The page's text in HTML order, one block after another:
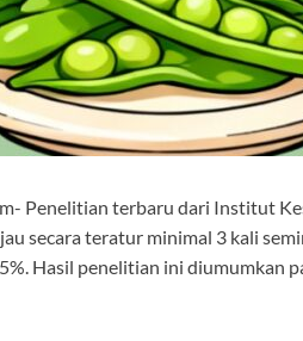
Penelitian terbaru dari Institut
secara teratur minimal 3 kali
Hasil penelitian ini diumumkan